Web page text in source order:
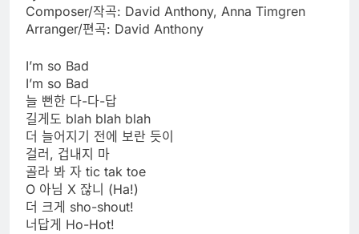
Composer/작곡: David Anthony, Anna Timgren
Arranger/편곡: David Anthony
I’m so Bad
I’m so Bad
늘 뻔한 다-다-답
길게도 blah blah blah
더 늘어지기 전에 보란 듯이
걸러, 겁내지 마
골라 봐 자 tic tak toe
O 아님 X 잖니 (Ha!)
더 크게 sho-shout!
너답게 Ho-Hot!